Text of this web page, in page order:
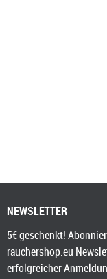
NEWSLETTER
5€ geschenkt!
rauchershop.eu
erfolgreicher